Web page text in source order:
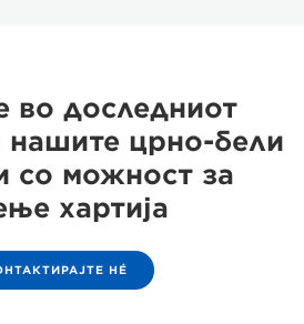
во доследниот
нашите црно-бели
со можност за
хартија
НÉ